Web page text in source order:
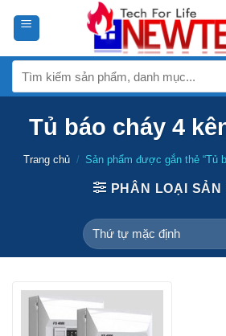
kiếm:
Tủ báo cháy 4
Trang chủ / Sản phẩm được gắn thẻ “Tủ
PHÂN LOẠI SẢN